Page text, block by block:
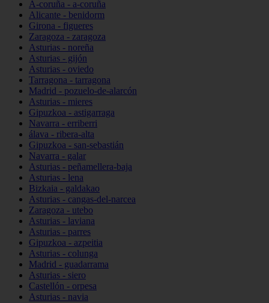
A-coruña - a-coruña
Alicante - benidorm
Girona - figueres
Zaragoza - zaragoza
Asturias - noreña
Asturias - gijón
Asturias - oviedo
Tarragona - tarragona
Madrid - pozuelo-de-alarcón
Asturias - mieres
Gipuzkoa - astigarraga
Navarra - erriberri
álava - ribera-alta
Gipuzkoa - san-sebastián
Navarra - galar
Asturias - peñamellera-baja
Asturias - lena
Bizkaia - galdakao
Asturias - cangas-del-narcea
Zaragoza - utebo
Asturias - laviana
Asturias - parres
Gipuzkoa - azpeitia
Asturias - colunga
Madrid - guadarrama
Asturias - siero
Castellón - orpesa
Asturias - navia